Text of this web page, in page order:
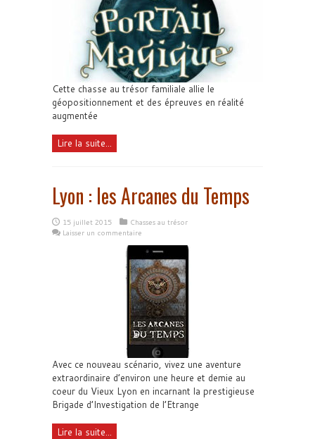
Cette chasse au trésor familiale allie le
géopositionnement et des épreuves en réalité
augmentée
Lire la suite...
Lyon : les Arcanes du Temps
15 juillet 2015
Chasses au trésor
Laisser un commentaire
Avec ce nouveau scénario, vivez une aventure
extraordinaire d’environ une heure et demie au
coeur du Vieux Lyon en incarnant la prestigieuse
Brigade d’Investigation de l’Etrange
Lire la suite...